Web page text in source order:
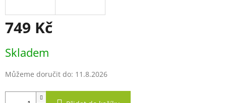
749 Kč
cena:
Skladem
Můžeme doručit do: 11.8.2026